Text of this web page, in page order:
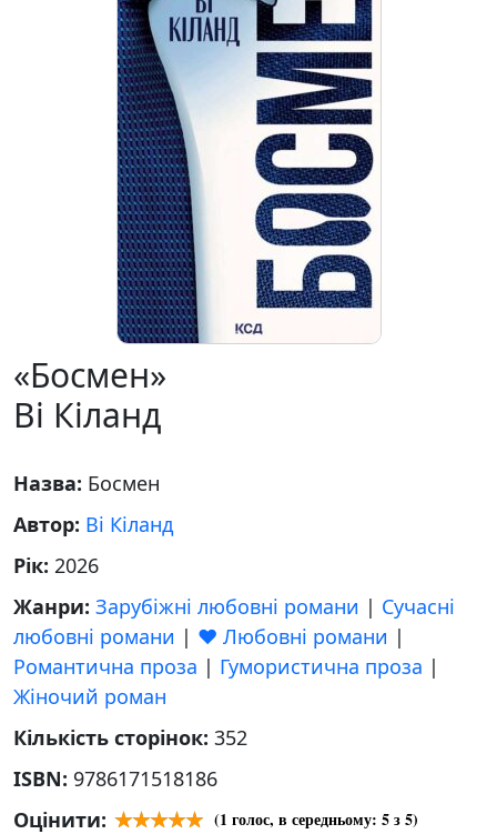
«Босмен»
Ві Кіланд
Назва: Босмен
Автор: Ві Кіланд
Рік: 2026
Жанри: Зарубіжні любовні романи | Сучасні
любовні романи | ❤️ Любовні романи |
Романтична проза | Гумористична проза |
Жіночий роман
Кількість сторінок: 352
ISBN: 9786171518186
Оцінити:
(1 голос, в середньому: 5з 5)